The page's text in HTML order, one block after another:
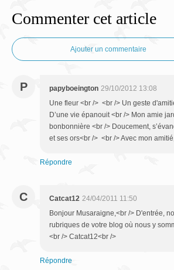
Commenter cet article
Ajouter un commentaire
P papyboeington 29/10/2012 13:08
Une fleur <br /> <br /> Un geste
D’une vie épanouit <br /> Mon amie
bonbonnière <br /> Doucement,
et ses ors<br /> <br /> Avec mon
Répondre
C Catcat12 24/04/2011 11:50
Bonjour Musaraigne,<br /> D'entrée,
rubriques de votre blog où nous y
<br /> Catcat12<br />
Répondre